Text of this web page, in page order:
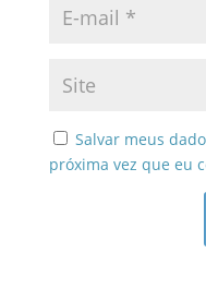
Salvar meus
próxima vez que eu